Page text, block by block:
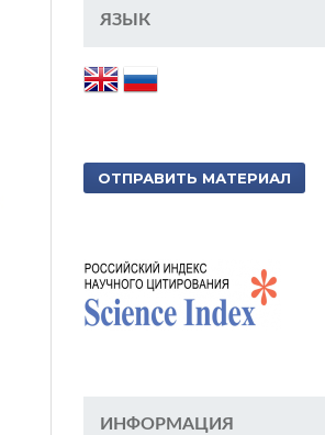
ЯЗЫК
ОТПРАВИТЬ МАТЕРИАЛ
ИНФОРМАЦИЯ